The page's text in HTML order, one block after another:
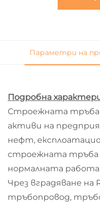
Параметри на
Подробна
Строежната
активи на
нефт,
строежната тръба
нормалната работа
Чрез вградяване на
тръбопровод,